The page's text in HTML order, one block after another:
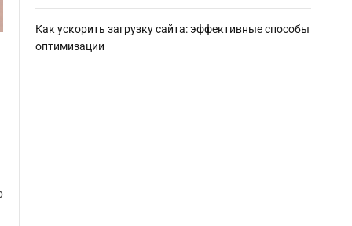
Как ускорить загрузку сайта: эффективные способы
оптимизации